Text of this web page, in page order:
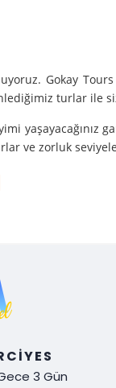
Gokay
turlar ile
yaşayacağınız
ve zorluk
sizi güvenle
özel, rahat ve
3 Gün